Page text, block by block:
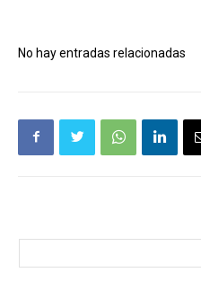
No hay entradas relacionadas